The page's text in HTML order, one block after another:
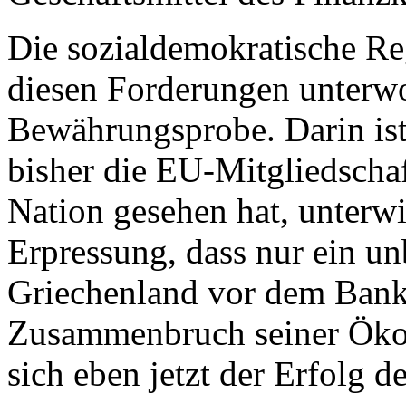
Die sozialdemokratische
diesen Forderungen
Bewährungsprobe. Darin
bisher die EU-
Nation gesehen hat,
Erpressung, dass nur ein
Griechenland vor dem
Zusammenbruch seiner
sich eben jetzt der Erfolg